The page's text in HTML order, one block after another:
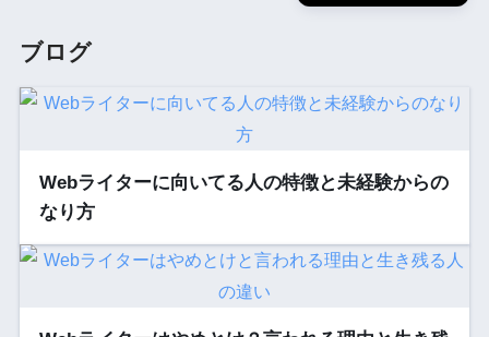
ブログ
Webライターに向いてる人の特徴と未経験からの
なり方